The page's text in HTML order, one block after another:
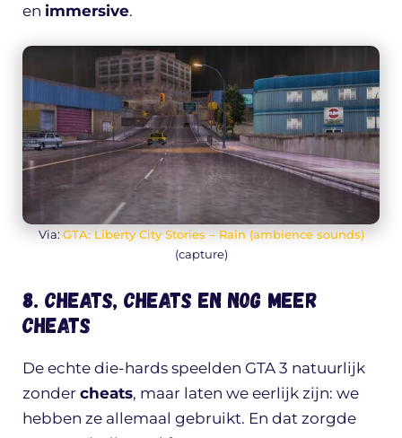
en immersive.
Via: GTA: Liberty City Stories – Rain (ambience sounds)
(capture)
8. Cheats, cheats en nog meer
cheats
De echte die-hards speelden GTA 3 natuurlijk
zonder cheats, maar laten we eerlijk zijn: we
hebben ze allemaal gebruikt. En dat zorgde